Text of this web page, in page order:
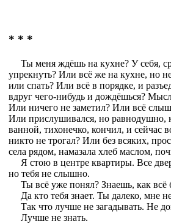
* * *
Ты меня ждёшь на кухне? У себя,
упрекнуть? Или всё же на кухне, но
или спать? Или всё в порядке, и
вдруг чего-нибудь и дождёшься?
Или ничего не заметил? Или всё
Или прислушивался, но равнодушно,
ванной, тихонечко, кончил, и сейчас
никто не трогал? Или без всяких,
села рядом, намазала хлеб маслом,
Я стою в центре квартиры. Все
но тебя не слышно.
Ты всё уже понял? Знаешь, как всё
Да кто тебя знает. Ты далеко, мне
Так что лучше не загадывать. Не
Лучше не знать.